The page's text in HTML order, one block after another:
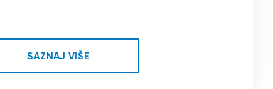
SAZNAJ VIŠE